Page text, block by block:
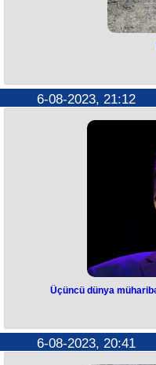
Krımı Ukrayna ilə
Ukrayna Silahlı
Mərkəzinin rəsmi
“Saat 15:00
rabitə marşrutunu -
6-08-2023, 21:12
qarşısını
Üçüncü dünya
6-08-2023, 20:41